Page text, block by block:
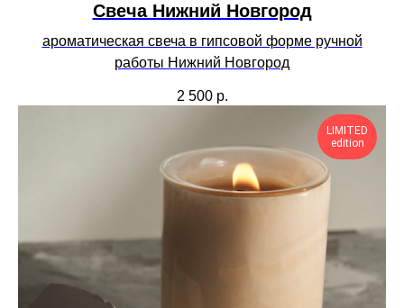
Cвеча Нижний Новгород
ароматическая свеча в гипсовой форме ручной
работы Нижний Новгород
2 500 р.
LIMITED
edition